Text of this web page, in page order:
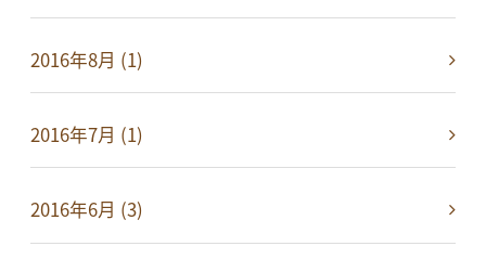
2016年8月 (1)
2016年7月 (1)
2016年6月 (3)